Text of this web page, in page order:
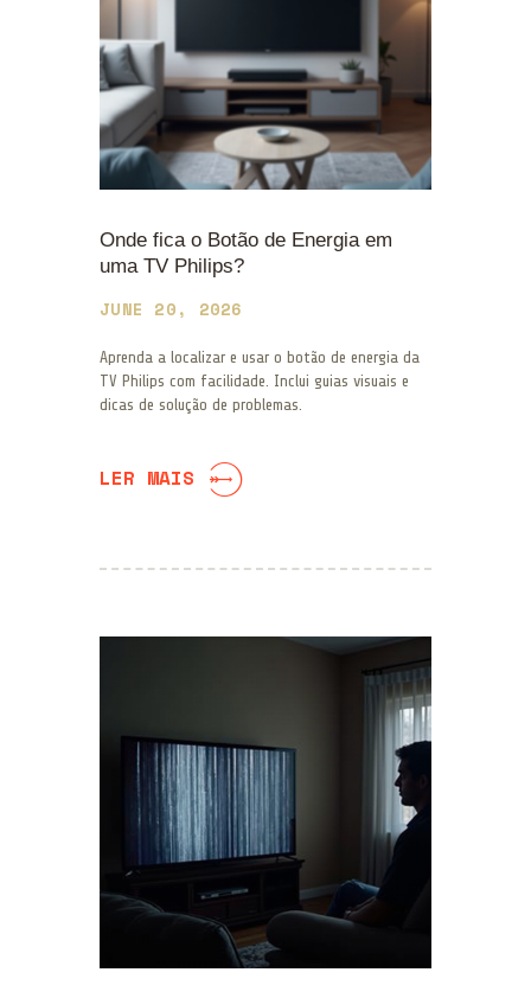
Onde fica o Botão de Energia em
uma TV Philips?
JUNE 20, 2026
Aprenda a localizar e usar o botão de energia da
TV Philips com facilidade. Inclui guias visuais e
dicas de solução de problemas.
LER MAIS